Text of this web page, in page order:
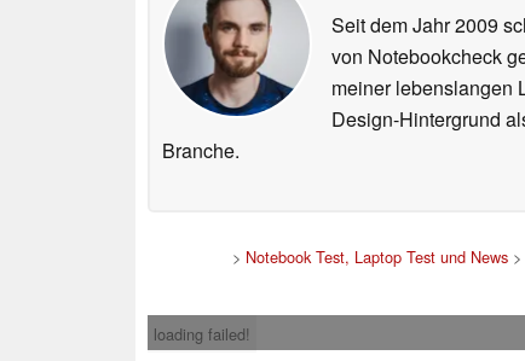
Seit dem Jahr 2009
von Notebookcheck
meiner lebenslangen
Design-Hintergrund
Branche.
> Notebook Test, Laptop Test und News>
loading failed!